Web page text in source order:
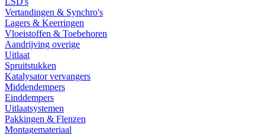
Vertandingen & Synchro's
Lagers & Keerringen
Vloeistoffen & Toebehoren
Aandrijving overige
Uitlaat
Spruitstukken
Katalysator vervangers
Middendempers
Einddempers
Uitlaatsystemen
Pakkingen & Flenzen
Montagemateriaal